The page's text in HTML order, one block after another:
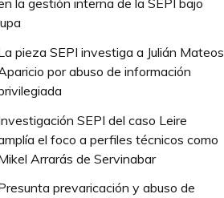
pieza SEPI investiga a Julián Mateos
por abuso de información
SEPI del caso Leire
el foco a perfiles técnicos como
Arrarás de Servinabar
prevaricación y abuso de